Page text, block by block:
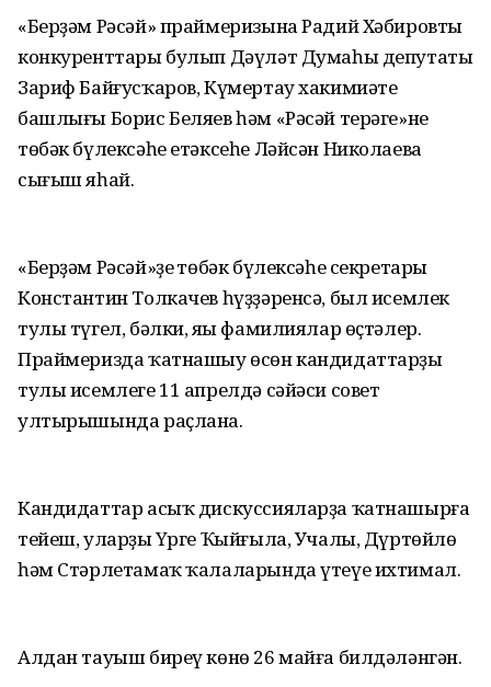
«Берҙәм Рәсәй» праймеризына Радий Хәбировтың
конкуренттары булып Дәүләт Думаһы депутаты
Зариф Байғусҡаров, Күмертау хакимиәте
башлығы Борис Беляев һәм «Рәсәй терәге»нең
төбәк бүлексәһе етәксеһе Ләйсән Николаева
сығыш яһай.
«Берҙәм Рәсәй»ҙең төбәк бүлексәһе секретары
Константин Толкачев һүҙҙәренсә, был исемлек
тулы түгел, бәлки, яңы фамилиялар өҫтәлер.
Праймеризда ҡатнашыу өсөн кандидаттарҙың
тулы исемлеге 11 апрелдә сәйәси совет
ултырышында раҫлана.
Кандидаттар асыҡ дискуссияларҙа ҡатнашырға
тейеш, уларҙың Үрге Ҡыйғыла, Учалы, Дүртөйлө
һәм Стәрлетамаҡ ҡалаларында үтеүе ихтимал.
Алдан тауыш биреү көнө 26 майға билдәләнгән.